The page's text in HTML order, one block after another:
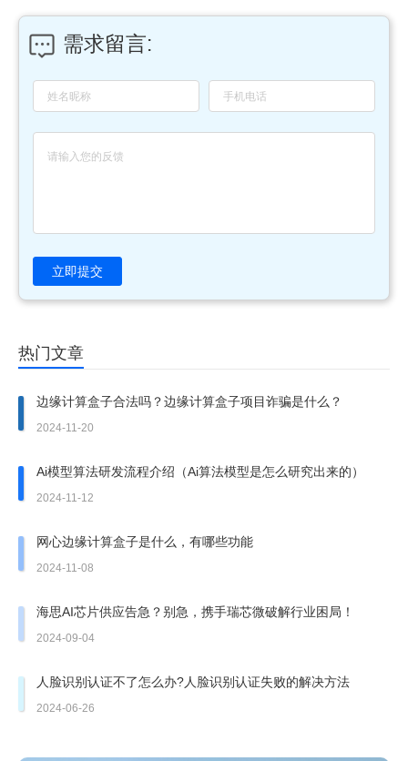
需求留言:
立即提交
热门文章
边缘计算盒子合法吗？边缘计算盒子项目诈骗是什么？
2024-11-20
Ai模型算法研发流程介绍（Ai算法模型是怎么研究出来的）
2024-11-12
网心边缘计算盒子是什么，有哪些功能
2024-11-08
海思AI芯片供应告急？别急，携手瑞芯微破解行业困局！
2024-09-04
人脸识别认证不了怎么办?人脸识别认证失败的解决方法
2024-06-26